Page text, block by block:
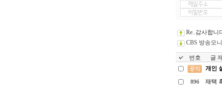
Re..감사합니
CBS 방송모
번호 글
개인
896 재택